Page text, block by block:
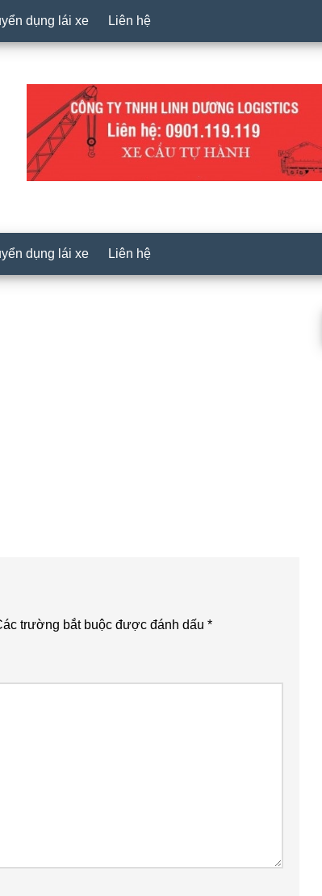
dụng lái xe Liên hệ
dụng lái xe Liên hệ
trường bắt buộc được đánh dấu *